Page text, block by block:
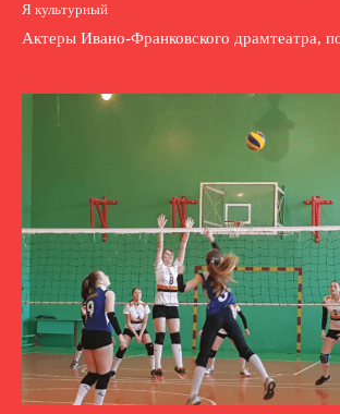
Я культурный
Актеры Ивано-Франковского драмтеатра,